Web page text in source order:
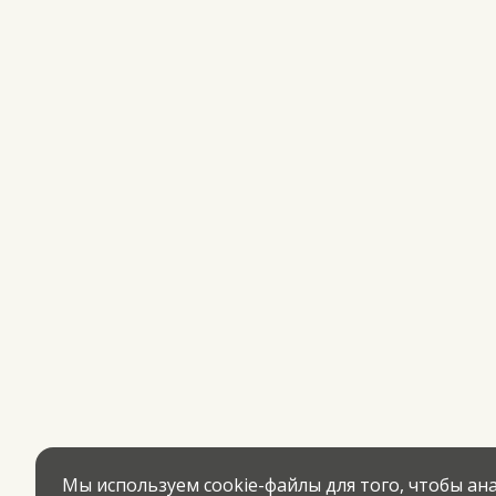
Мы используем cookie-файлы для того, чтобы